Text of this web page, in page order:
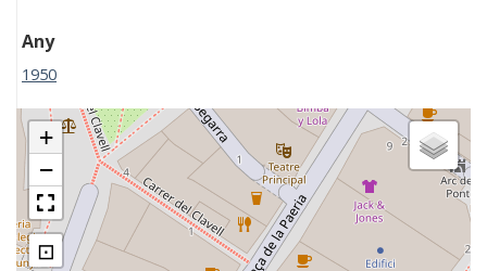
Any
1950
+
−
⊡